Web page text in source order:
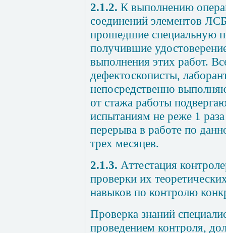
2.1.2. К выполнению
соединений элементов
прошедшие специальную
получившие
выполнения этих работ.
дефектоскописты,
непосредственно
от стажа работы
испытаниям не реже 1
перерыва в работе по
трех месяцев.
2.1.3. Аттестация
проверки их
навыков по контролю
Проверка знаний
проведением контроля,